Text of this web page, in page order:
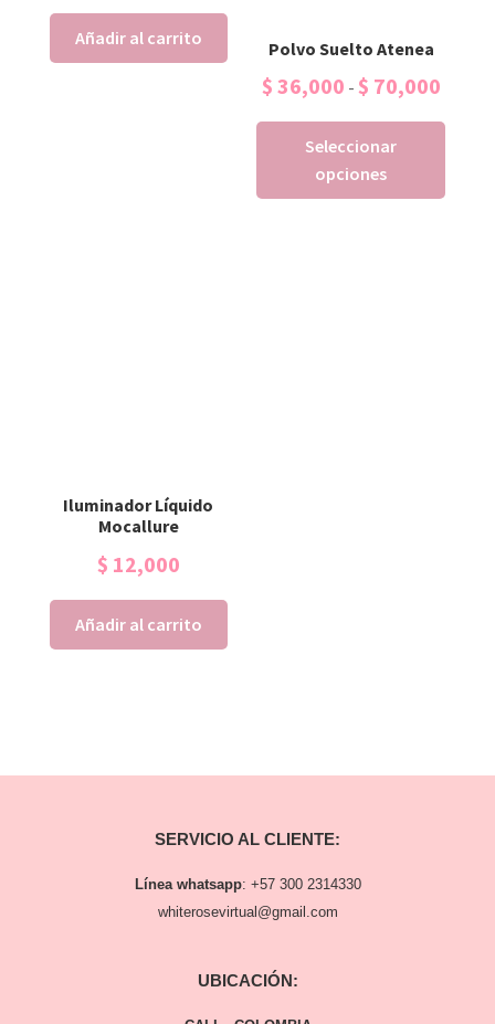
Añadir al carrito Polvo Suelto Atenea
$ 36,000 - $ 70,000
Seleccionar
opciones
Iluminador Líquido
Mocallure
$ 12,000
Añadir al carrito
SERVICIO AL CLIENTE:
Línea whatsapp: +57 300 2314330
whiterosevirtual@gmail.com
UBICACIÓN: